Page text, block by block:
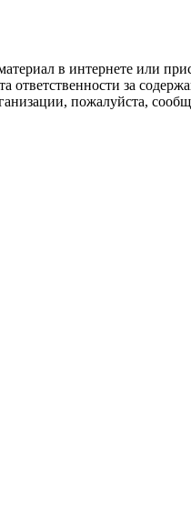
в интернете или
за
пожалуйста,